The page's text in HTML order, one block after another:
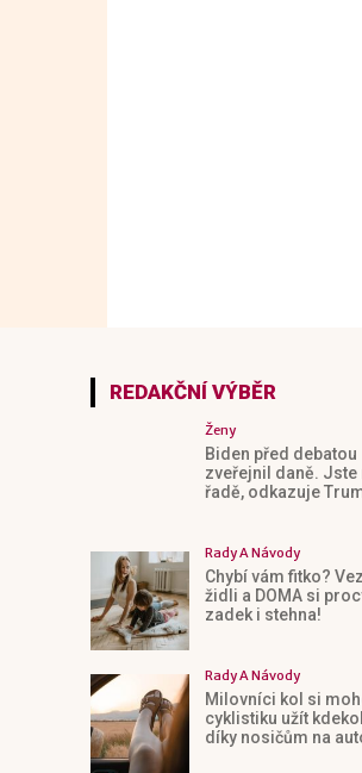
REDAKČNÍ VÝBĚR
Ženy
Biden před debatou
zveřejnil daně. Jste
řadě, odkazuje
Rady A Návody
Chybí vám fitko?
židli a DOMA si
zadek i stehna!
Rady A Návody
Milovníci kol si
cyklistiku užít
díky nosičům na